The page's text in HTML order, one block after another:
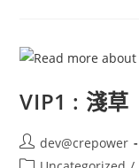
VIP1 : 淺草
dev@crepower